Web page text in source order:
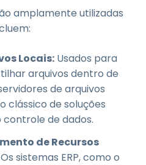
amplamente utilizadas
Locais: Usados para
arquivos dentro de
de arquivos
clássico de soluções
controle de dados.
de Recursos
Os sistemas ERP, como o